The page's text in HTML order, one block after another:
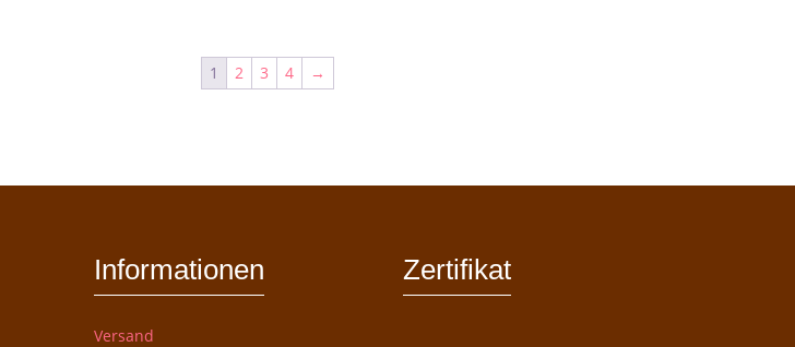
1 2 3 4 →
Informationen
Versand
Zertifikat